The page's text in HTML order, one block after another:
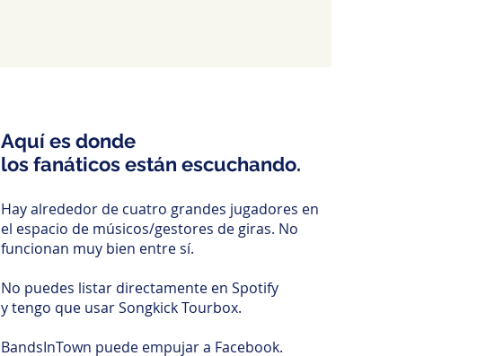
Aquí es donde
los fanáticos están escuchando.
Hay alrededor de cuatro grandes jugadores en
el espacio de músicos/gestores de giras. No
funcionan muy bien entre sí.
No puedes listar directamente en Spotify
y tengo que usar Songkick Tourbox.
BandsInTown puede empujar a Facebook.